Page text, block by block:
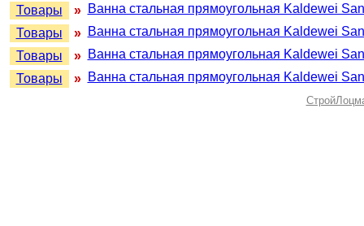
Товары
»
Ванна стальная прямоугольная Kaldewei
Товары
»
Ванна стальная прямоугольная Kaldewei
Товары
»
Ванна стальная прямоугольная Kaldewei
Товары
» Ванна стальная прямоугольная Kaldewei